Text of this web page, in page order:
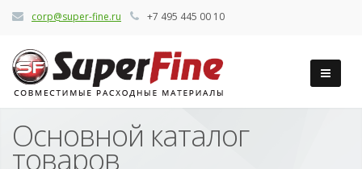
corp@super-fine.ru +7 495 445 00 10
Основной каталог
товаров